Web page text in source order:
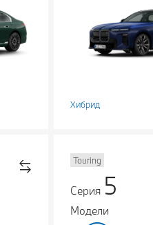
Хибрид
Touring
Серия 5
Модели